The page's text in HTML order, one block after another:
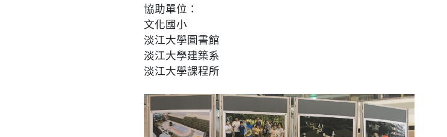
協助單位：
文化國小
淡江大學圖書館
淡江大學建築系
淡江大學課程所